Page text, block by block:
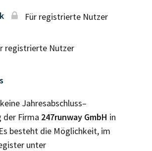
Für registrierte Nutzer
registrierte Nutzer
Jahresabschluss–
der Firma 247runway GmbH in
besteht die Möglichkeit, im
unter